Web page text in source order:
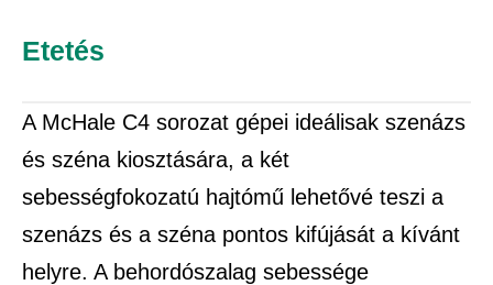
Etetés
A McHale C4 sorozat gépei ideálisak szenázs
és széna kiosztására, a két
sebességfokozatú hajtómű lehetővé teszi a
szenázs és a széna pontos kifújását a kívánt
helyre. A behordószalag sebessége